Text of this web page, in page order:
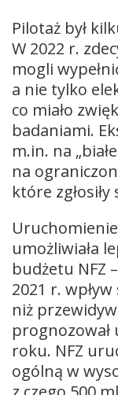
Pilotaż był
W 2022 r.
mogli
a nie tylko
co miało
badaniami.
m.in. na
na
które
umożliwiała
budżetu NFZ
2021 r.
niż
roku. NFZ
ogólną w